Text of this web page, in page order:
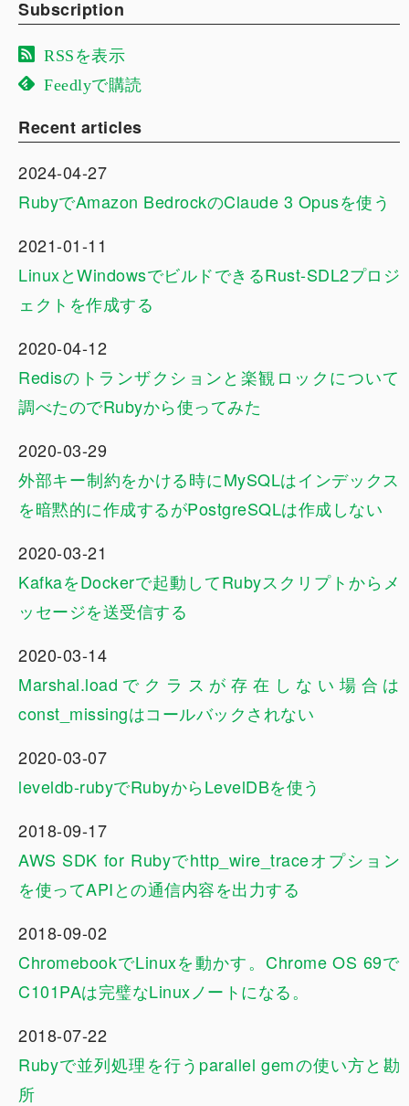
Subscription
RSSを表示
Feedlyで購読
Recent articles
2024-04-27
RubyでAmazon BedrockのClaude 3 Opusを使う
2021-01-11
LinuxとWindowsでビルドできるRust-SDL2プロジ
ェクトを作成する
2020-04-12
Redisのトランザクションと楽観ロックについて
調べたのでRubyから使ってみた
2020-03-29
外部キー制約をかける時にMySQLはインデックス
を暗黙的に作成するがPostgreSQLは作成しない
2020-03-21
KafkaをDockerで起動してRubyスクリプトからメ
ッセージを送受信する
2020-03-14
Marshal.loadでクラスが存在しない場合は
const_missingはコールバックされない
2020-03-07
leveldb-rubyでRubyからLevelDBを使う
2018-09-17
AWS SDK for Rubyでhttp_wire_traceオプション
を使ってAPIとの通信内容を出力する
2018-09-02
ChromebookでLinuxを動かす。Chrome OS 69で
C101PAは完璧なLinuxノートになる。
2018-07-22
Rubyで並列処理を行うparallel gemの使い方と勘
所